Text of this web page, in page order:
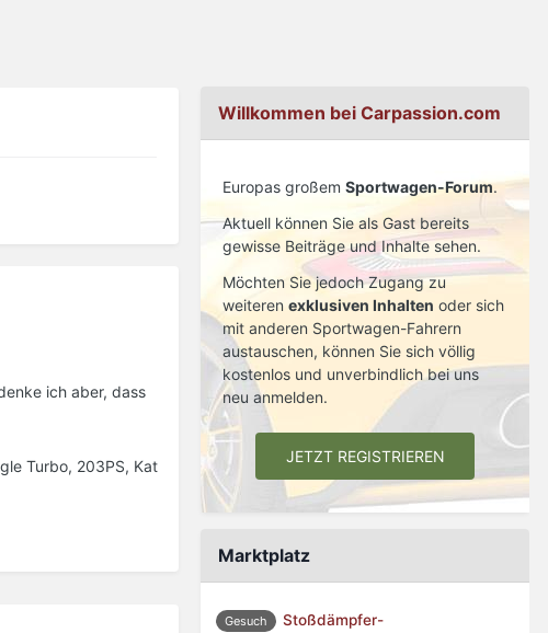
ich aber, dass
Turbo, 203PS, Kat
Willkommen bei Carpassion.com
Europas großem Sportwagen-Forum.
Aktuell können Sie als Gast bereits
gewisse Beiträge und Inhalte sehen.
Möchten Sie jedoch Zugang zu
weiteren exklusiven Inhalten oder sich
mit anderen Sportwagen-Fahrern
austauschen, können Sie sich völlig
kostenlos und unverbindlich bei uns
neu anmelden.
JETZT REGISTRIEREN
Marktplatz
Gesuch
Stoßdämpfer-